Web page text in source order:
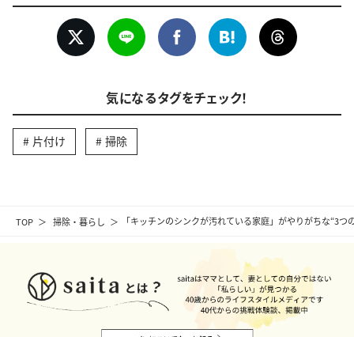
TOP 掃除・暮らし 「キッチンのシンクが汚れている家庭」がやりがちな“3
気になるタグをチェック！
片付け 掃除